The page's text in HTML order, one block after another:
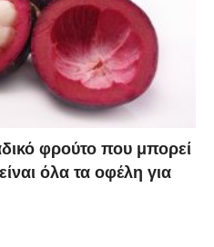
φρούτο που μπορεί
όλα τα οφέλη για